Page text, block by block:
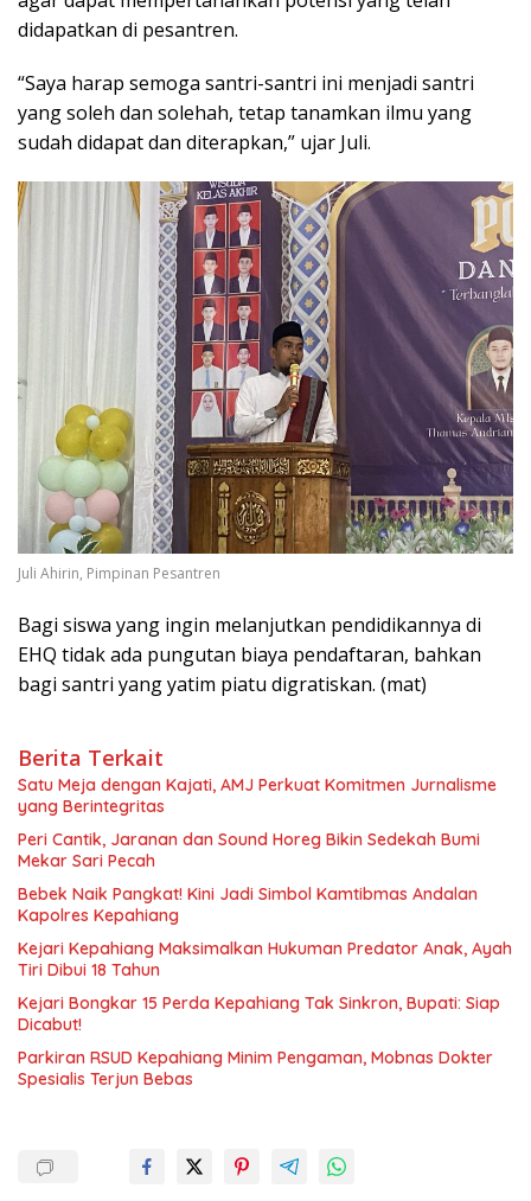
didapatkan di pesantren.
“Saya harap semoga santri-santri ini menjadi santri
yang soleh dan solehah, tetap tanamkan ilmu yang
sudah didapat dan diterapkan,” ujar Juli.
Juli Ahirin, Pimpinan Pesantren
Bagi siswa yang ingin melanjutkan pendidikannya di
EHQ tidak ada pungutan biaya pendaftaran, bahkan
bagi santri yang yatim piatu digratiskan. (mat)
Berita Terkait
Satu Meja dengan Kajati, AMJ Perkuat Komitmen Jurnalisme
yang Berintegritas
Peri Cantik, Jaranan dan Sound Horeg Bikin Sedekah Bumi
Mekar Sari Pecah
Bebek Naik Pangkat! Kini Jadi Simbol Kamtibmas Andalan
Kapolres Kepahiang
Kejari Kepahiang Maksimalkan Hukuman Predator Anak, Ayah
Tiri Dibui 18 Tahun
Kejari Bongkar 15 Perda Kepahiang Tak Sinkron, Bupati: Siap
Dicabut!
Parkiran RSUD Kepahiang Minim Pengaman, Mobnas Dokter
Spesialis Terjun Bebas